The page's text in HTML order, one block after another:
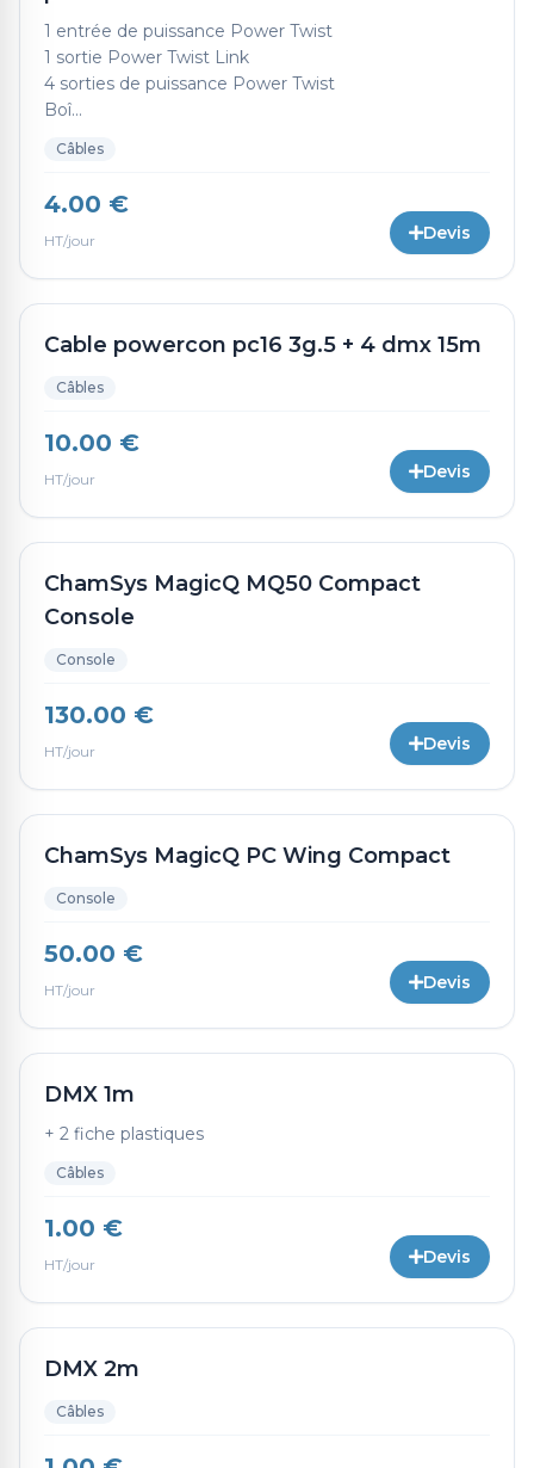
1 entrée de puissance Power Twist
1 sortie Power Twist Link
4 sorties de puissance Power Twist
Boî...
Câbles
4.00 €
HT/jour Devis
Cable powercon pc16 3g.5 + 4 dmx 15m
Câbles
10.00 €
HT/jour Devis
ChamSys MagicQ MQ50 Compact
Console
Console
130.00 €
HT/jour Devis
ChamSys MagicQ PC Wing Compact
Console
50.00 €
HT/jour Devis
DMX 1m
+ 2 fiche plastiques
Câbles
1.00 €
HT/jour Devis
DMX 2m
Câbles